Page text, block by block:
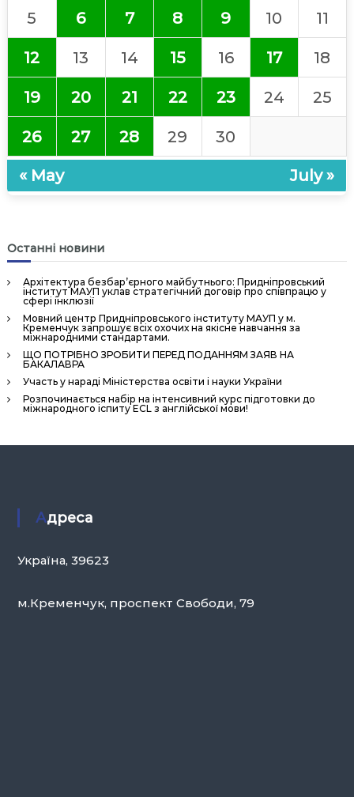
t
i
n
5 6 7 8 9 10 11
12 13 14 15 16 17 18
19 20 21 22 23 24 25
26 27 28 29 30
« May July »
Останні новини
Архітектура безбар’єрного майбутнього: Придніпровський
інститут МАУП уклав стратегічний договір про співпрацю у
сфері інклюзії
Мовний центр Придніпровського інституту МАУП у м.
Кременчук запрошує всіх охочих на якісне навчання за
міжнародними стандартами.
ЩО ПОТРІБНО ЗРОБИТИ ПЕРЕД ПОДАННЯМ ЗАЯВ НА
БАКАЛАВРА
Участь у нараді Міністерства освіти і науки України
Розпочинається набір на інтенсивний курс підготовки до
міжнародного іспиту ECL з англійської мови!
Адреса
Україна, 39623
м.Кременчук, проспект Свободи, 79